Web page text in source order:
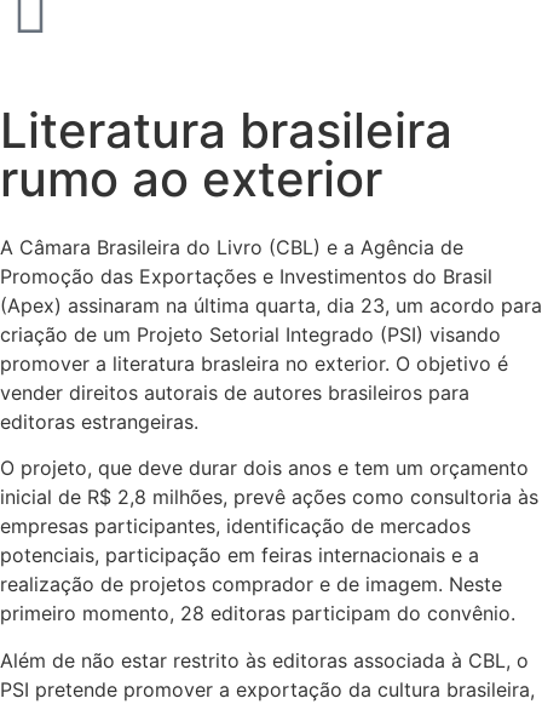
Literatura brasileira
rumo ao exterior
A Câmara Brasileira do Livro (CBL) e a Agência de
Promoção das Exportações e Investimentos do Brasil
(Apex) assinaram na última quarta, dia 23, um acordo para
criação de um Projeto Setorial Integrado (PSI) visando
promover a literatura brasleira no exterior. O objetivo é
vender direitos autorais de autores brasileiros para
editoras estrangeiras.
O projeto, que deve durar dois anos e tem um orçamento
inicial de R$ 2,8 milhões, prevê ações como consultoria às
empresas participantes, identificação de mercados
potenciais, participação em feiras internacionais e a
realização de projetos comprador e de imagem. Neste
primeiro momento, 28 editoras participam do convênio.
Além de não estar restrito às editoras associada à CBL, o
PSI pretende promover a exportação da cultura brasileira,